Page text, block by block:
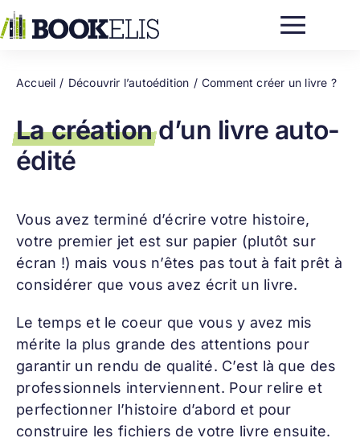
au
contenu
Accueil Découvrir l’autoédition Comment créer un livre ?
La créationd’un livre auto-
édité
Vous avez terminé d’écrire votre histoire,
votre premier jet est sur papier (plutôt sur
écran !) mais vous n’êtes pas tout à fait prêt à
considérer que vous avez écrit un livre.
Le temps et le coeur que vous y avez mis
mérite la plus grande des attentions pour
garantir un rendu de qualité. C’est là que des
professionnels interviennent. Pour relire et
perfectionner l’histoire d’abord et pour
construire les fichiers de votre livre ensuite.